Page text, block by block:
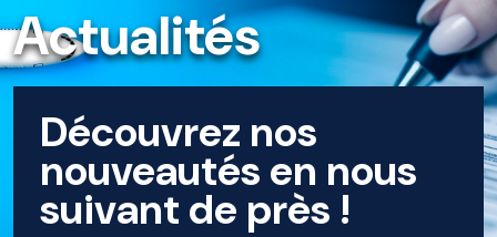
Actualités
Découvrez nos
nouveautés en nous
suivant de près !